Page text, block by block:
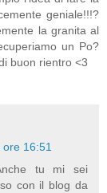
geniale!!!?
la granita al
un Po?
buon rientro <3
16:51
tu mi sei
con il blog da